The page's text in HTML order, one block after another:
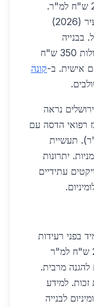
באזור תלפיות, עם יריעות גג בעלות 220 ש"ח למ"ר.
פרויקטים גדולים כמו הרחבת הכניסה לעיר (2026)
בבנייה
מסחרית, ויטרינות חנויות במרכז העיר עולות 350 ש"ח
אישית. ב-קונה
נראה
רפואי הדסה עם
500 ש"ח למ"ר). תעשיית
יתרונות
פרויקטים עתידיים
בפני רעידות
אדמה נפוצות באזור. עלויות תחזוקה: 20 ש"ח למ"ר
להגנה מרבית.
זכות. למידע
לבנייה